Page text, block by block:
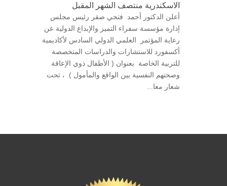
الاسكندرية منتصف الشهر المقبل
أعلن الدكتور أحمد فتحي صقر رئيس مجلس
إدارة مؤسسة سفراء التميز والإبداع الدولية عن
رعاية المؤتمر العلمي الدولي السادس لأكاديمية
أكسفورد للاستشارات والدراسات المتخصصة
للتربية الخاصة بعنوان ( الأطفال ذوي الإعاقة
وصحتهم النفسية بين الواقع والمأمول ) ، تحت
شعار معا...